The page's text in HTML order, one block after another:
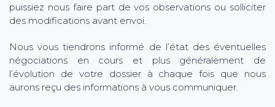
puissiez nous faire part de vos observations ou solliciter
des modifications avant envoi.
Nous vous tiendrons informé de l’état des éventuelles
négociations en cours et plus généralement de
l’évolution de votre dossier à chaque fois que nous
aurons reçu des informations à vous communiquer.